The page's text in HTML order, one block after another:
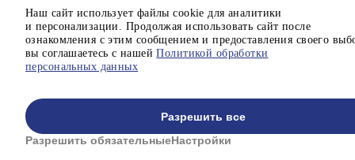
О нас
Отзывы
Мониторинг здоровья
Контакты
Политика конфиденциальности
Настройки cookie
Наш сайт использует файлы cookie для аналитики
и персонализации. Продолжая использовать сайт после
ознакомления с этим сообщением и предоставления своего
вы соглашаетесь с нашейПолитикой обработки
персональных данных
Разрешить все
Разрешить обязательныеНастройки